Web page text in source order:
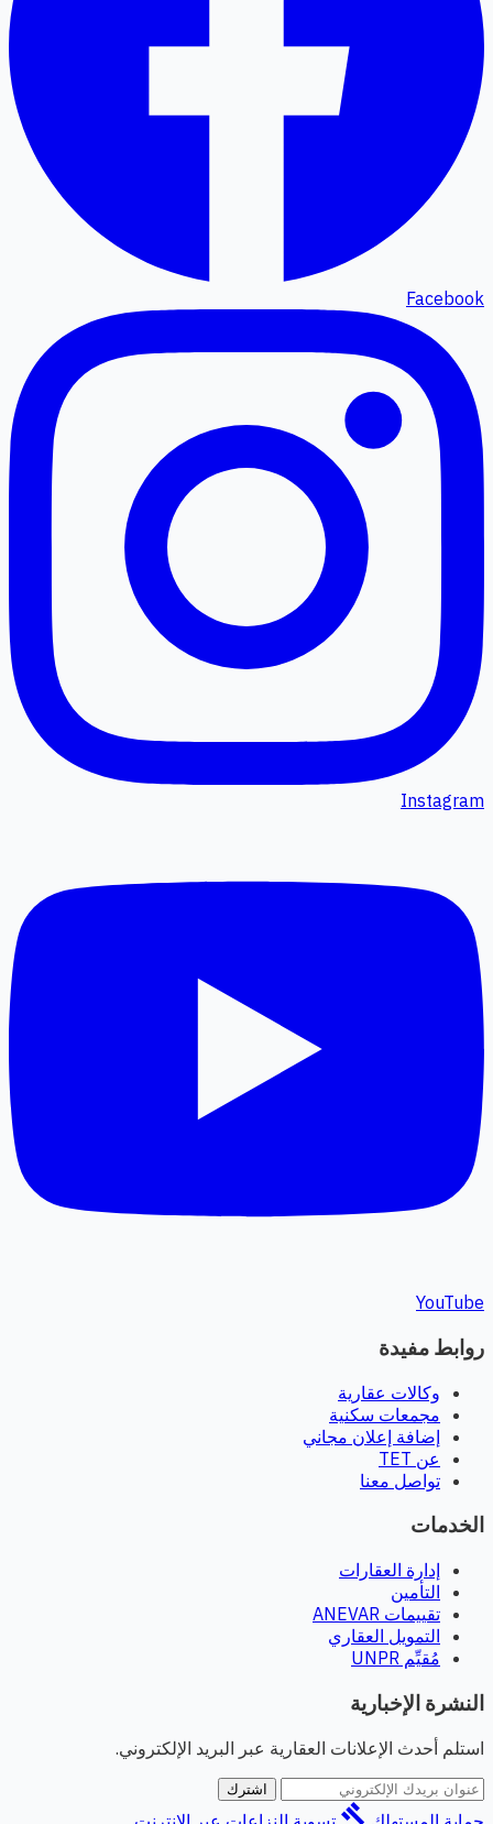
Facebook
Instagram
YouTube
روابط مفيدة
وكالات عقارية
مجمعات سكنية
إضافة إعلان مجاني
عن TET
تواصل معنا
الخدمات
إدارة العقارات
التأمين
تقييمات ANEVAR
التمويل العقاري
مُقيِّم UNPR
النشرة الإخبارية
استلم أحدث الإعلانات العقارية عبر البريد الإلكتروني.
اشترك
gavel